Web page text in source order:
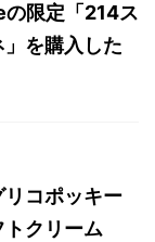
限定「214ス
を購入した
リコポッキー
クリーム